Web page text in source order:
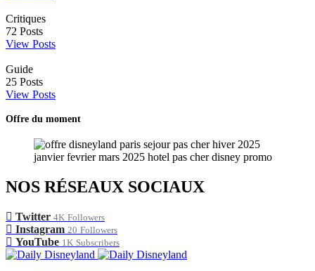
Critiques
72 Posts
View Posts
Guide
25 Posts
View Posts
Offre du moment
NOS RÉSEAUX SOCIAUX
Twitter 4K Followers
Instagram 20 Followers
YouTube 1K Subscribers